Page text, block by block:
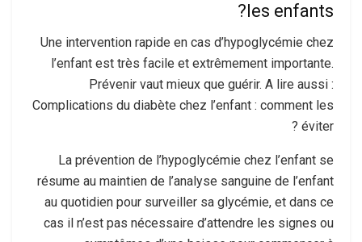
les enfants?
Une intervention rapide en cas d’hypoglycémie chez
l’enfant est très facile et extrêmement importante.
Prévenir vaut mieux que guérir. A lire aussi :
Complications du diabète chez l’enfant : comment les
éviter ?
La prévention de l’hypoglycémie chez l’enfant se
résume au maintien de l’analyse sanguine de l’enfant
au quotidien pour surveiller sa glycémie, et dans ce
cas il n’est pas nécessaire d’attendre les signes ou